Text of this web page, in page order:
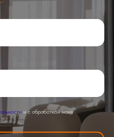
и с обработкой моих